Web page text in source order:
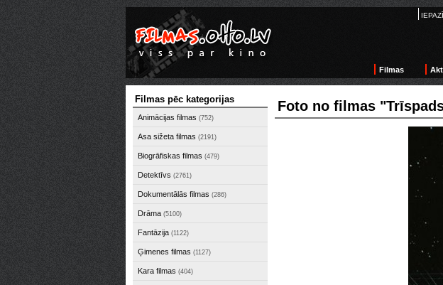
Filmas
Filmas pēc kategorijas
Animācijas filmas (752)
Asa sižeta filmas (2191)
Biogrāfiskas filmas (479)
Detektīvs (2761)
Dokumentālās filmas (286)
Drāma (5100)
Fantāzija (1122)
Ģimenes filmas (1127)
Kara filmas (404)
Foto no filmas